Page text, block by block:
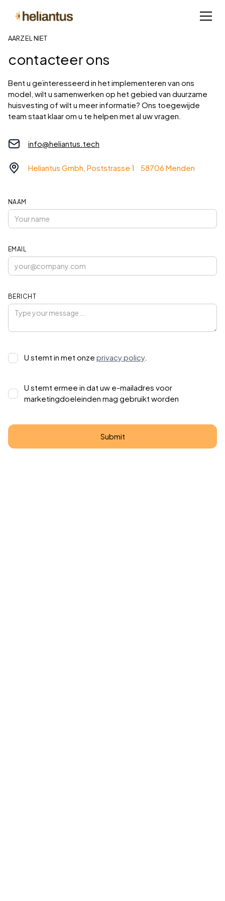
AARZEL NIET
contacteer ons
Bent u geïnteresseerd in het implementeren van ons
model, wilt u samenwerken op het gebied van duurzame
huisvesting of wilt u meer informatie? Ons toegewijde
team staat klaar om u te helpen met al uw vragen.
info@heliantus.tech
Heliantus Gmbh, Poststrasse 1 58706 Menden
NAAM
EMAIL
BERICHT
U stemt in met onze privacy policy.
U stemt ermee in dat uw e-mailadres voor
marketingdoeleinden mag gebruikt worden